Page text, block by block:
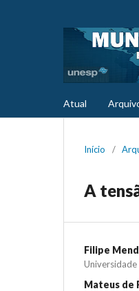
Atual
Início /
A
Filipe
Universidade
Mateus de